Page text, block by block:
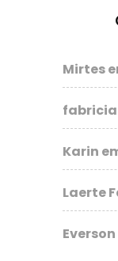
Mirtes
fabricia
Karin
Laerte